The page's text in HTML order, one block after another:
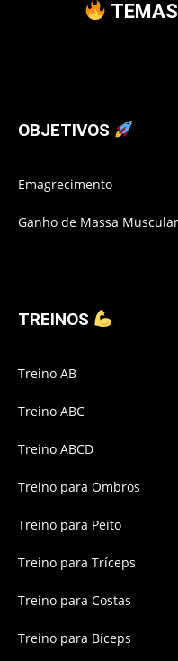
OBJETIVOS
Emagrecimento
Ganho de Massa Muscular
TREINOS
Treino AB
Treino ABC
Treino ABCD
Treino para Ombros
Treino para Peito
Treino para Tríceps
Treino para Costas
Treino para Bíceps